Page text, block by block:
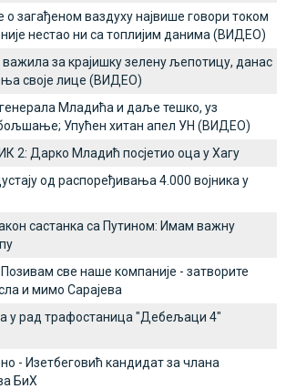
о загађеном ваздуху највише говори током
нестао ни са топлијим данима (ВИДЕО)
важила за крајишку зелену љепотицу, данас
своје лице (ВИДЕО)
Младића и даље тешко, уз
Упућен хитан апел УН (ВИДЕО)
2: Дарко Младић посјетио оца у Хагу
од распоређивања 4.000 војника у
састанка са Путином: Имам важну
све наше компаније - затворите
и мимо Сарајева
у рад трафостаница "Дебељаци 4"
- Изетбеговић кандидат за члана
БиХ